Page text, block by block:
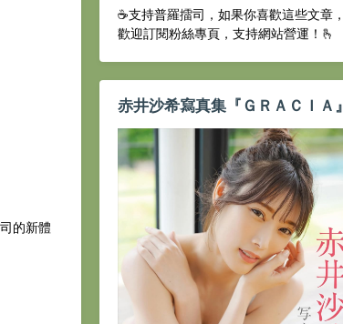
的新體
☕️支持普羅擂司，如果你喜歡這些文章，
歡迎訂閱粉絲專頁，支持網站營運！🫰
赤井沙希寫真集『ＧＲＡＣＩＡ』